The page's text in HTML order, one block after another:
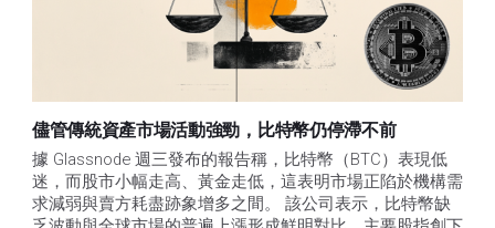
儘管傳統資產市場活動強勁，比特幣仍停滯不前
據 Glassnode 週三發布的報告稱，比特幣（BTC）表現低
迷，而股市小幅走高、黃金走低，這表明市場正陷於機構需
求減弱與賣方耗盡跡象增多之間。 該公司表示，比特幣缺